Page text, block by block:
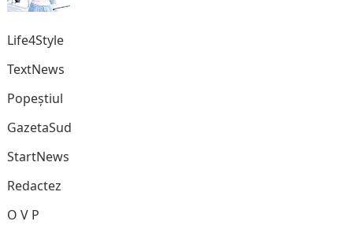
Life4Style
TextNews
Popeștiul
GazetaSud
StartNews
Redactez
O V P